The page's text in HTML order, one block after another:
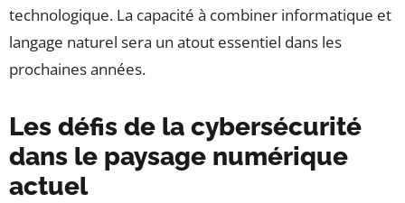
technologique. La capacité à combiner informatique et
langage naturel sera un atout essentiel dans les
prochaines années.
Les défis de la cybersécurité
dans le paysage numérique
actuel